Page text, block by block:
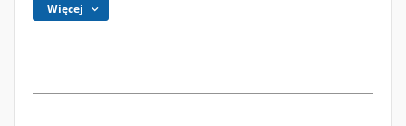
Więcej